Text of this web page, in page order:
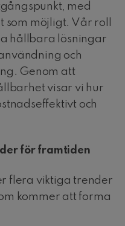
med
som möjligt. Vår roll
hållbara lösningar
och
Genom att
visar vi hur
och
för framtiden
flera viktiga trender
kommer att forma